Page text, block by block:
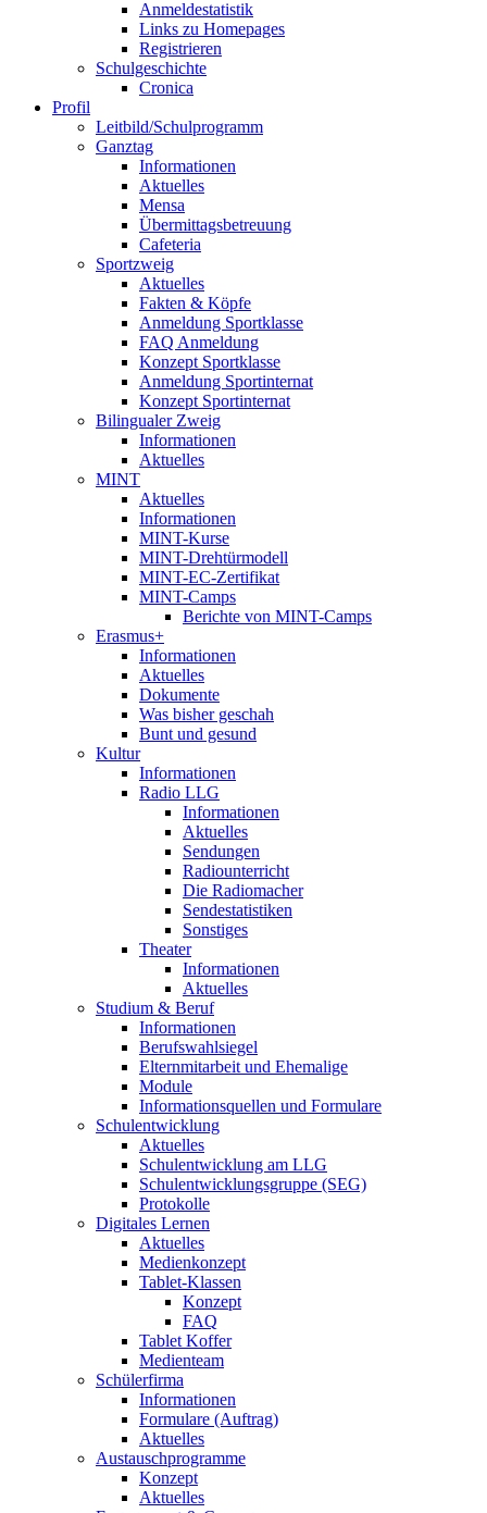
Anmeldestatistik
Links zu Homepages
Registrieren
Schulgeschichte
Cronica
Profil
Leitbild/Schulprogramm
Ganztag
Informationen
Aktuelles
Mensa
Übermittagsbetreuung
Cafeteria
Sportzweig
Aktuelles
Fakten & Köpfe
Anmeldung Sportklasse
FAQ Anmeldung
Konzept Sportklasse
Anmeldung Sportinternat
Konzept Sportinternat
Bilingualer Zweig
Informationen
Aktuelles
MINT
Aktuelles
Informationen
MINT-Kurse
MINT-Drehtürmodell
MINT-EC-Zertifikat
MINT-Camps
Berichte von MINT-Camps
Erasmus+
Informationen
Aktuelles
Dokumente
Was bisher geschah
Bunt und gesund
Kultur
Informationen
Radio LLG
Informationen
Aktuelles
Sendungen
Radiounterricht
Die Radiomacher
Sendestatistiken
Sonstiges
Theater
Informationen
Aktuelles
Studium & Beruf
Informationen
Berufswahlsiegel
Elternmitarbeit und Ehemalige
Module
Informationsquellen und Formulare
Schulentwicklung
Aktuelles
Schulentwicklung am LLG
Schulentwicklungsgruppe (SEG)
Protokolle
Digitales Lernen
Aktuelles
Medienkonzept
Tablet-Klassen
Konzept
FAQ
Tablet Koffer
Medienteam
Schülerfirma
Informationen
Formulare (Auftrag)
Aktuelles
Austauschprogramme
Konzept
Aktuelles